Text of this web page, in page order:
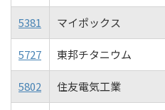
5381 マイポックス
5727 東邦チタニウム
5802 住友電気工業